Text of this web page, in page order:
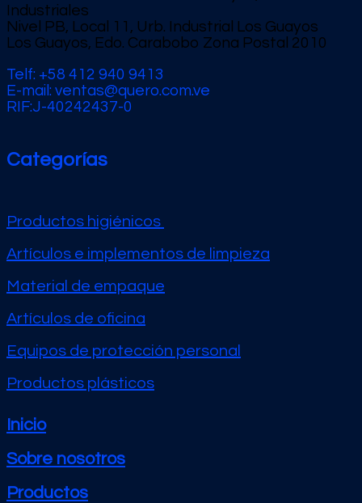
Industriales
Nivel PB, Local 11, Urb. Industrial Los Guayos
Los Guayos, Edo. Carabobo Zona Postal 2010
Telf: +58 412 940 9413
E-mail: ventas@quero.com.ve
RIF:J-40242437-0
Categorías
Productos higiénicos
Artículos e implementos de limpieza
Material de empaque
Artículos de oficina
Equipos de protección personal
Productos plásticos
Inicio
Sobre nosotros
Productos